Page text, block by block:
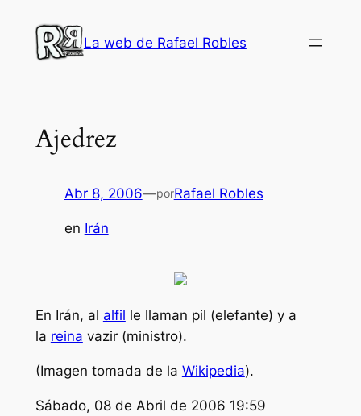
contenido
La web de Rafael Robles
Ajedrez
Abr 8, 2006—porRafael Robles
en Irán
En Irán, al alfil le llaman pil (elefante) y a
la reina vazir(ministro).
(Imagen tomada de la Wikipedia).
Sábado, 08 de Abril de 2006 19:59